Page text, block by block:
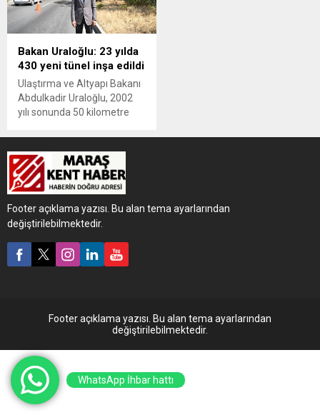
Bakan Uraloğlu: 23 yılda
430 yeni tünel inşa edildi
Ulaştırma ve Altyapı Bakanı
Abdulkadir Uraloğlu, 2002
yılı sonunda 50 kilometre
olduğunu belirterek, 23 yılda
740 kilometre uzunluğunda
430 yeni tünel inşa ettik.
Toplam tünel sayımız 513'e,
uzunluk ise 790 kilometreye
çıktı dedi.
Footer açıklama yazısı. Bu alan tema ayarlarından
değiştirilebilmektedir.
Footer açıklama yazısı. Bu alan tema ayarlarından
değiştirilebilmektedir.
WhatsApp İhbar hattı